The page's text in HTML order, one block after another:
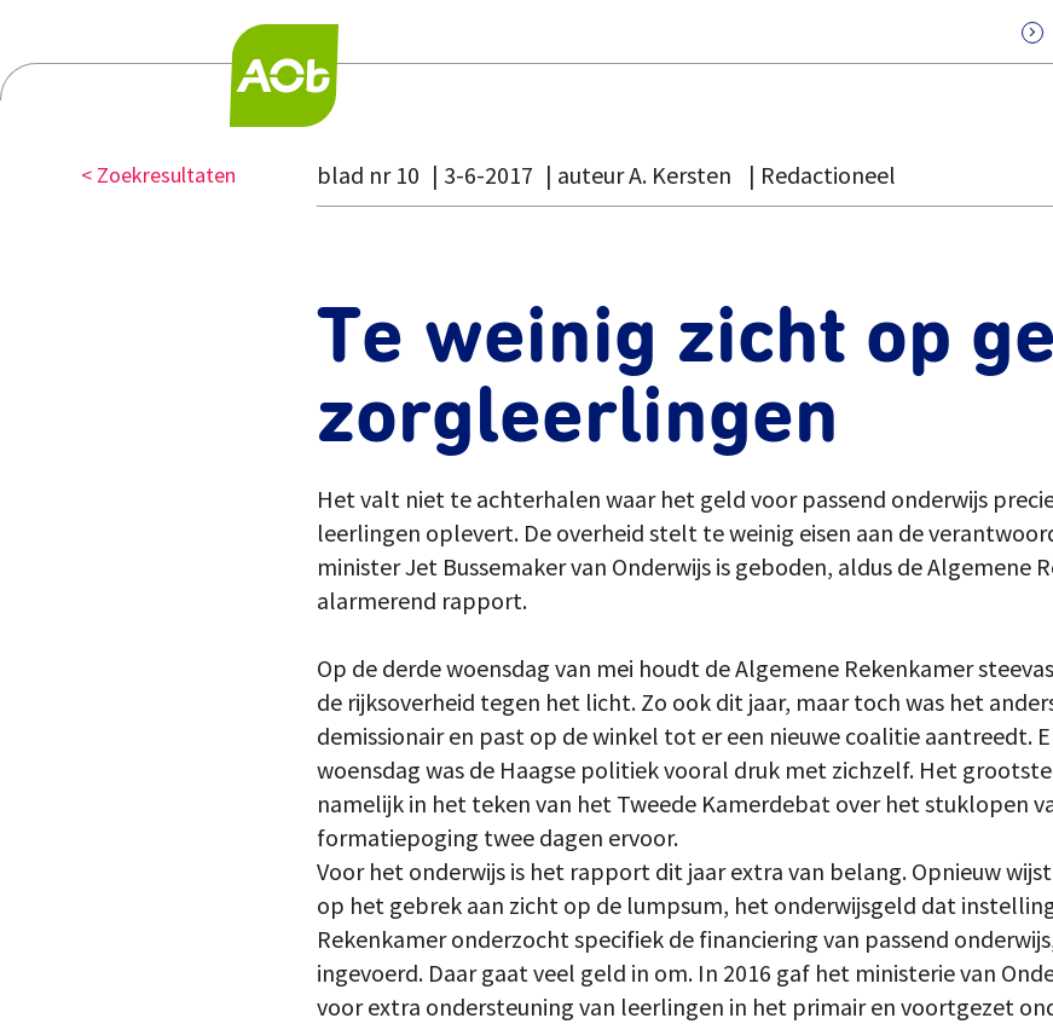
< Zoekresultaten blad nr 10 3-6-2017 auteur A. Kersten Redactioneel
Te weinig zicht op
zorgleerlingen
Het valt niet te achterhalen waar het geld voor passend onderwijs
leerlingen oplevert. De overheid stelt te weinig eisen aan de
minister Jet Bussemaker van Onderwijs is geboden, aldus de Algemene
alarmerend rapport.
Op de derde woensdag van mei houdt de Algemene Rekenkamer
de rijksoverheid tegen het licht. Zo ook dit jaar, maar toch was het
demissionair en past op de winkel tot er een nieuwe coalitie aantreedt.
woensdag was de Haagse politiek vooral druk met zichzelf. Het
namelijk in het teken van het Tweede Kamerdebat over het stuklopen
formatiepoging twee dagen ervoor.
Voor het onderwijs is het rapport dit jaar extra van belang. Opnieuw
op het gebrek aan zicht op de lumpsum, het onderwijsgeld dat
Rekenkamer onderzocht specifiek de financiering van passend
ingevoerd. Daar gaat veel geld in om. In 2016 gaf het ministerie van
voor extra ondersteuning van leerlingen in het primair en voortgezet